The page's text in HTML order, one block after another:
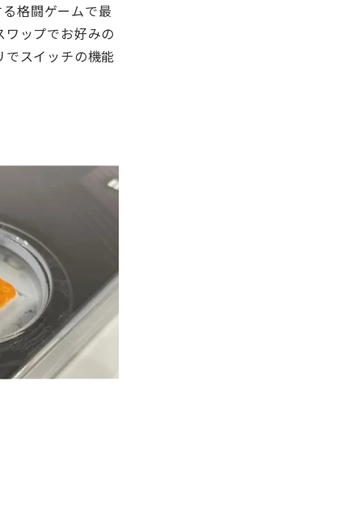
格闘ゲームで最
ップでお好みの
でスイッチの機能